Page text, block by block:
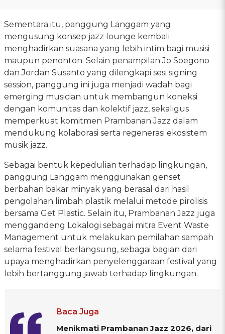
Sementara itu, panggung Langgam yang
mengusung konsep jazz lounge kembali
menghadirkan suasana yang lebih intim bagi musisi
maupun penonton. Selain penampilan Jo Soegono
dan Jordan Susanto yang dilengkapi sesi signing
session, panggung ini juga menjadi wadah bagi
emerging musician untuk membangun koneksi
dengan komunitas dan kolektif jazz, sekaligus
memperkuat komitmen Prambanan Jazz dalam
mendukung kolaborasi serta regenerasi ekosistem
musik jazz.
Sebagai bentuk kepedulian terhadap lingkungan,
panggung Langgam menggunakan genset
berbahan bakar minyak yang berasal dari hasil
pengolahan limbah plastik melalui metode pirolisis
bersama Get Plastic. Selain itu, Prambanan Jazz juga
menggandeng Lokalogi sebagai mitra Event Waste
Management untuk melakukan pemilahan sampah
selama festival berlangsung, sebagai bagian dari
upaya menghadirkan penyelenggaraan festival yang
lebih bertanggung jawab terhadap lingkungan.
Baca Juga
Menikmati Prambanan Jazz 2026, dari